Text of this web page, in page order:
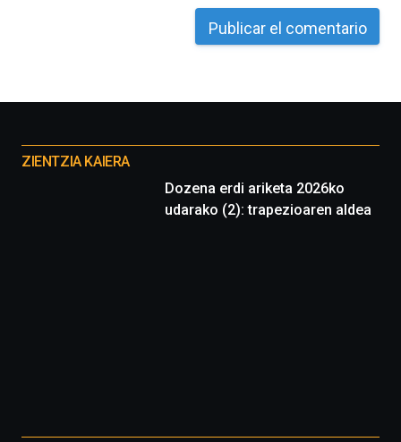
proyectos
ZIENTZIA KAIERA
Dozena erdi ariketa 2026ko
udarako (2): trapezioaren aldea